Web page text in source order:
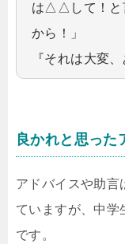
は△△して！と
から！」
『それは大変
良かれと思っ
アドバイスや助言
ていますが、中学
です。